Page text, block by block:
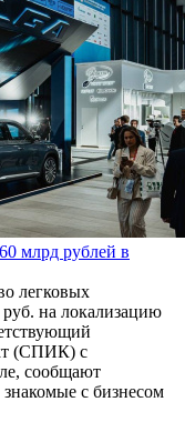
млрд рублей в
легковых
на локализацию
(СПИК) с
сообщают
с бизнесом